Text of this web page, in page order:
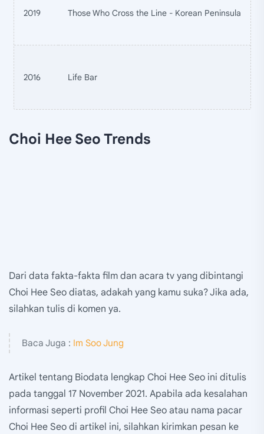
2019 Those Who Cross the Line - Korean Peninsula
2016 Life Bar
Choi Hee Seo Trends
Dari data fakta-fakta film dan acara tv yang dibintangi
Choi Hee Seo diatas, adakah yang kamu suka? Jika ada,
silahkan tulis di komen ya.
Baca Juga : Im Soo Jung
Artikel tentang Biodata lengkap Choi Hee Seo ini ditulis
pada tanggal 17 November 2021. Apabila ada kesalahan
informasi seperti profil Choi Hee Seo atau nama pacar
Choi Hee Seo di artikel ini, silahkan kirimkan pesan ke